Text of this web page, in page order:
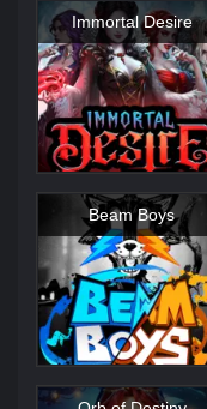
Immortal Desire
Beam Boys